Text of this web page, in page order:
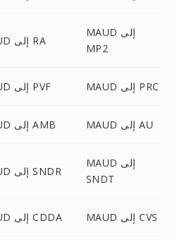
MAUD إلى RA
MAUD إلى
MP2
MAUD إلى PVF MAUD إلى PRC
MAUD إلى AMB MAUD إلى AU
MAUD إلى SNDR
MAUD إلى
SNDT
MAUD إلى CDDA MAUD إلى CVS